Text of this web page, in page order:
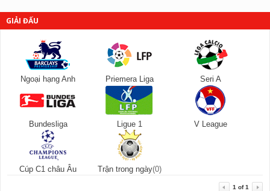
GIẢI ĐẤU
Ngoại hạng Anh Priemera Liga Seri A
Bundesliga Ligue 1 V League
Cúp C1 châu Âu Trận trong ngày(0)
1 of1